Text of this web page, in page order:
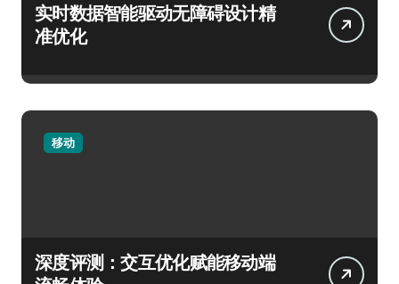
实时数据智能驱动无障碍设计精
准优化
移动
深度评测：交互优化赋能移动端